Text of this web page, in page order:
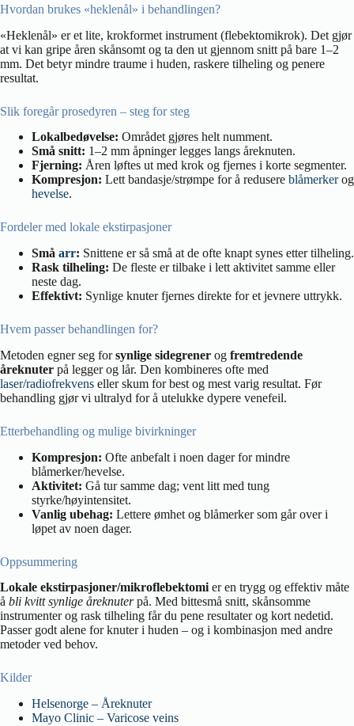
Hvordan brukes «heklenål» i behandlingen?
«Heklenål» er et lite, krokformet instrument (flebektomikrok). Det gjør
at vi kan gripe åren skånsomt og ta den ut gjennom snitt på bare 1–2
mm. Det betyr mindre traume i huden, raskere tilheling og penere
resultat.
Slik foregår prosedyren – steg for steg
Lokalbedøvelse: Området gjøres helt numment.
Små snitt: 1–2 mm åpninger legges langs åreknuten.
Fjerning: Åren løftes ut med krok og fjernes i korte segmenter.
Kompresjon: Lett bandasje/strømpe for å redusere blåmerkerog
hevelse.
Fordeler med lokale ekstirpasjoner
Små arr: Snittene er så små at de ofte knapt synes etter tilheling.
Rask tilheling: De fleste er tilbake i lett aktivitet samme eller
neste dag.
Effektivt: Synlige knuter fjernes direkte for et jevnere uttrykk.
Hvem passer behandlingen for?
Metoden egner seg forsynlige sidegrener og fremtredende
åreknuter på legger og lår. Den kombineres ofte med
laser/radiofrekvens eller skum for best og mest varig resultat. Før
behandling gjør vi ultralyd for å utelukke dypere venefeil.
Etterbehandling og mulige bivirkninger
Kompresjon: Ofte anbefalt i noen dager for mindre
blåmerker/hevelse.
Aktivitet: Gå tur samme dag; vent litt med tung
styrke/høyintensitet.
Vanlig ubehag: Lettere ømhet og blåmerker som går over i
løpet av noen dager.
Oppsummering
Lokale ekstirpasjoner/mikroflebektomier en trygg og effektiv måte
å bli kvitt synlige åreknuterpå. Med bittesmå snitt, skånsomme
instrumenter og rask tilheling får du pene resultater og kort nedetid.
Passer godt alene for knuter i huden – og i kombinasjon med andre
metoder ved behov.
Kilder
Helsenorge – Åreknuter
Mayo Clinic – Varicose veins